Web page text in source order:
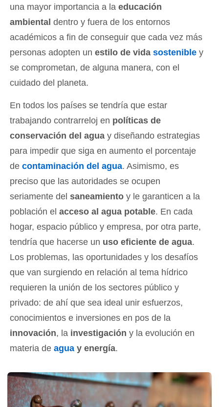
una mayor importancia a la educación
ambiental dentro y fuera de los entornos
académicos a fin de conseguir que cada vez más
personas adopten un estilo de vida sostenible y
se comprometan, de alguna manera, con el
cuidado del planeta.
En todos los países se tendría que estar
trabajando contrarreloj en políticas de
conservación del agua y diseñando estrategias
para impedir que siga en aumento el porcentaje
de contaminación del agua. Asimismo, es
preciso que las autoridades se ocupen
seriamente del saneamiento y le garanticen a la
población el acceso al agua potable. En cada
hogar, espacio público y empresa, por otra parte,
tendría que hacerse un uso eficiente de agua.
Los problemas, las oportunidades y los desafíos
que van surgiendo en relación al tema hídrico
requieren la unión de los sectores público y
privado: de ahí que sea ideal unir esfuerzos,
conocimientos e inversiones en pos de la
innovación, la investigación y la evolución en
materia de agua y energía.